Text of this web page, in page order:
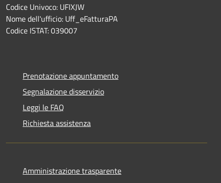
Codice Univoco: UFIXJW
Nome dell'ufficio: Uff_eFatturaPA
Codice ISTAT: 039007
Prenotazione appuntamento
Segnalazione disservizio
Leggi le FAQ
Richiesta assistenza
Amministrazione trasparente